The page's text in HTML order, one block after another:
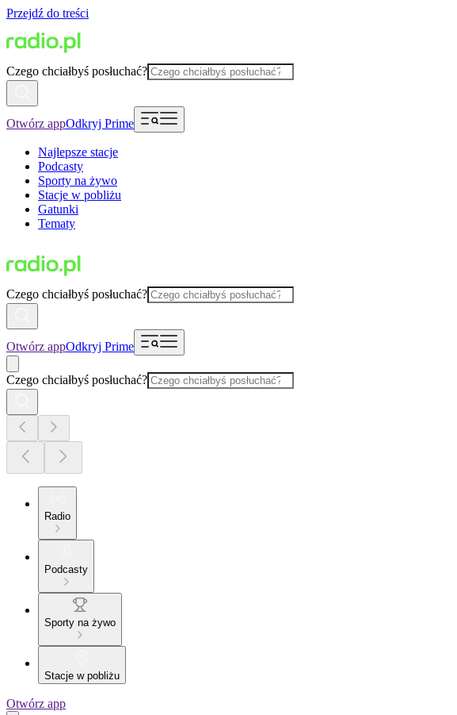
Przejdź do treści
Czego chciałbyś posłuchać?
Otwórz appOdkryj Prime
Najlepsze stacje
Podcasty
Sporty na żywo
Stacje w pobliżu
Gatunki
Tematy
Czego chciałbyś posłuchać?
Otwórz appOdkryj Prime
Czego chciałbyś posłuchać?
Radio
Podcasty
Sporty na żywo
Stacje w pobliżu
Otwórz app